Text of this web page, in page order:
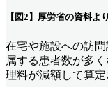
【図2】厚労省の資料より
在宅や施設への訪
属する患者数が多
理料が減額して算